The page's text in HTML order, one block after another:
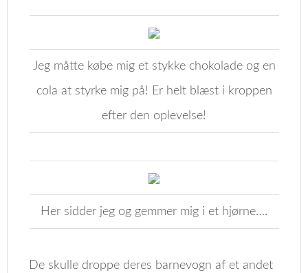
Jeg måtte købe mig et stykke chokolade og en
cola at styrke mig på! Er helt blæst i kroppen
efter den oplevelse!
Her sidder jeg og gemmer mig i et hjørne….
De skulle droppe deres barnevogn af et andet